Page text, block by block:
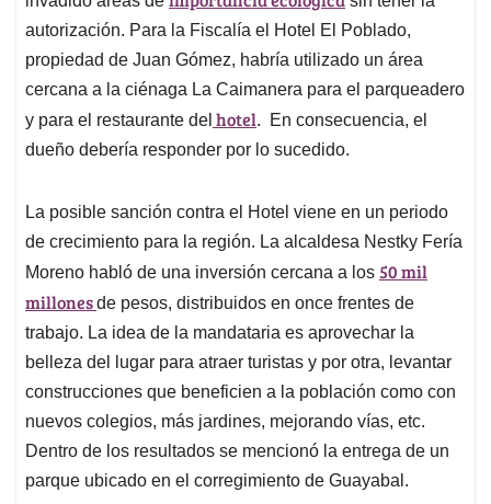
autorización. Para la Fiscalía el Hotel El Poblado,
propiedad de Juan Gómez, habría utilizado un área
cercana a la ciénaga La Caimanera para el parqueadero
y para el restaurante del hotel. En consecuencia, el
dueño debería responder por lo sucedido.
La posible sanción contra el Hotel viene en un periodo
de crecimiento para la región. La alcaldesa Nestky Fería
Moreno habló de una inversión cercana a los 50 mil
millonesde pesos, distribuidos en once frentes de
trabajo. La idea de la mandataria es aprovechar la
belleza del lugar para atraer turistas y por otra, levantar
construcciones que beneficien a la población como con
nuevos colegios, más jardines, mejorando vías, etc.
Dentro de los resultados se mencionó la entrega de un
parque ubicado en el corregimiento de Guayabal.